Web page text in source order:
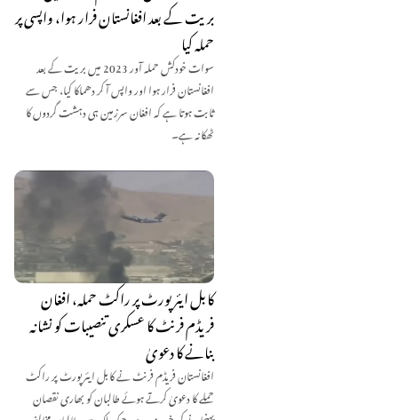
بریت کے بعد افغانستان فرار ہوا، واپسی پر
حملہ کیا
سوات خودکش حملہ آور 2023 میں بریت کے بعد
افغانستان فرار ہوا اور واپس آ کر دھماکا کیا، جس سے
ثابت ہوتا ہے کہ افغان سرزمین ہی دہشت گردوں کا
ٹھکانہ ہے۔
کابل ایئرپورٹ پر راکٹ حملہ، افغان
فریڈم فرنٹ کا عسکری تنصیبات کو نشانہ
بنانے کا دعویٰ
افغانستان فریڈم فرنٹ نے کابل ایئرپورٹ پر راکٹ
حملے کا دعویٰ کرتے ہوئے طالبان کو بھاری نقصان